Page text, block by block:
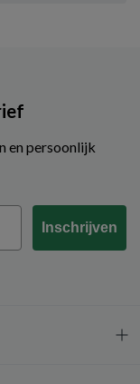
en persoonlijk
Inschrijven